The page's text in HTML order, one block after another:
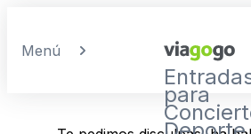
Menú
para